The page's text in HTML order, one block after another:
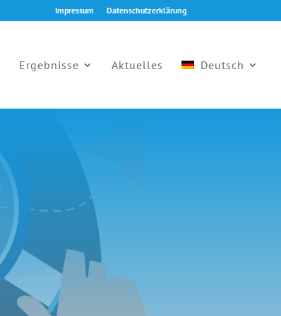
Impressum Datenschutzerklärung
Ergebnisse Aktuelles Deutsch